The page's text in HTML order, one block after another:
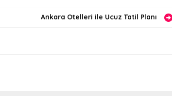
Ankara Otelleri ile Ucuz Tatil Planı